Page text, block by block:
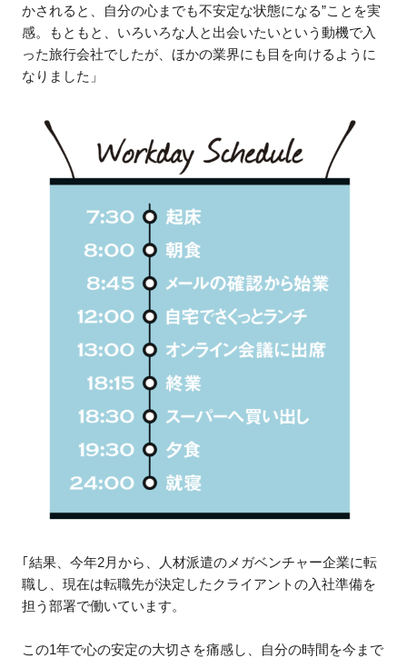
かされると、自分の心までも不安定な状態になる”ことを実
感。もともと、いろいろな人と出会いたいという動機で入
った旅行会社でしたが、ほかの業界にも目を向けるように
なりました」
｢結果、今年2月から、人材派遣のメガベンチャー企業に転
職し、現在は転職先が決定したクライアントの入社準備を
担う部署で働いています。
この1年で心の安定の大切さを痛感し、自分の時間を今まで